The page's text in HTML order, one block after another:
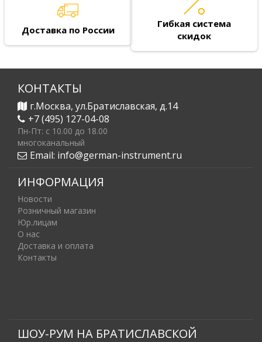
Доставка по России
Гибкая система
скидок
КОНТАКТЫ
г.Москва, ул.Братиславская, д.14
+7 (495) 127-04-08
Пн-Пт: c 10.00 до 18.00
многоканальный
Email: info@german-instrument.ru
ИНФОРМАЦИЯ
Новости
Розничный магазин
Юр.лицам
О нас
Доставка и оплата
Контакты
ШОУ-РУМ НА БРАТИСЛАВСКОЙ